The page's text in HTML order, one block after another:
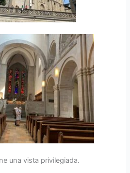
una vista privilegiada.